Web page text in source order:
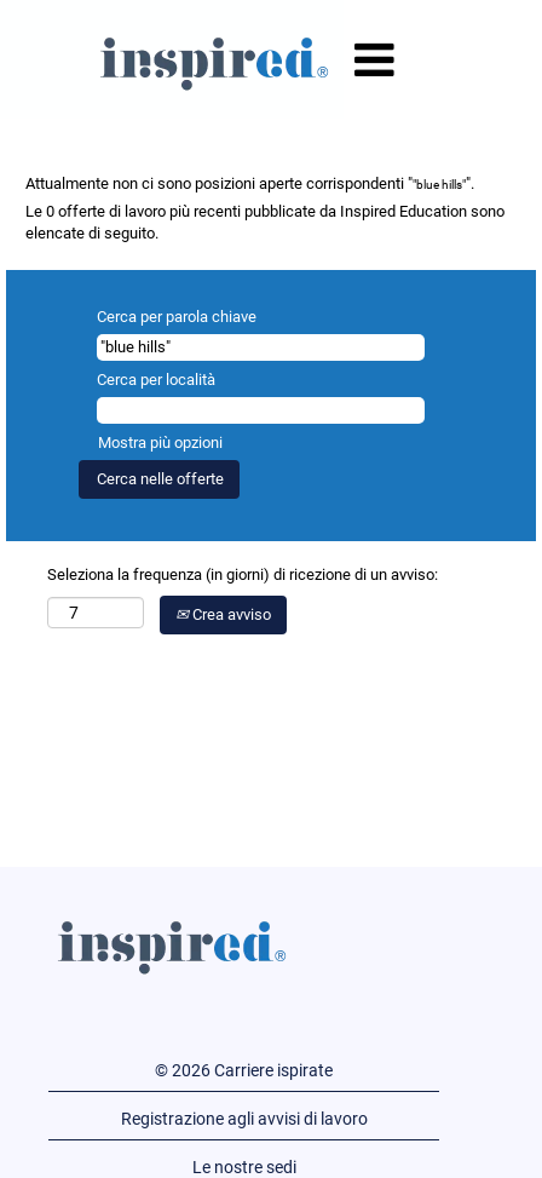
Attualmente non ci sono posizioni aperte corrispondenti ""blue hills"".
Le 0 offerte di lavoro più recenti pubblicate da Inspired Education sono
elencate di seguito.
Cerca per parola chiave
Cerca per località
Mostra più opzioni
Seleziona la frequenza (in giorni) di ricezione di un avviso:
Crea avviso
© 2026 Carriere ispirate
Registrazione agli avvisi di lavoro
Le nostre sedi